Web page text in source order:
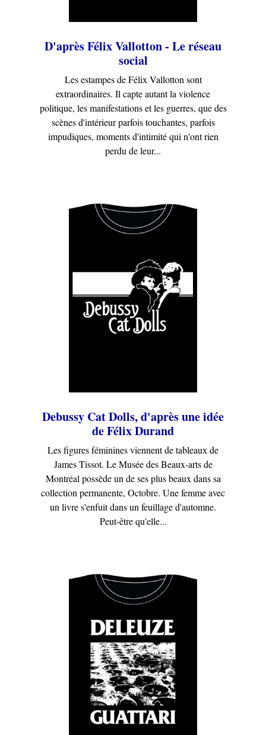
D'après Félix Vallotton - Le réseau
social
Les estampes de Félix Vallotton sont
extraordinaires. Il capte autant la violence
politique, les manifestations et les guerres, que des
scènes d'intérieur parfois touchantes, parfois
impudiques, moments d'intimité qui n'ont rien
perdu de leur...
Debussy Cat Dolls, d'après une idée
de Félix Durand
Les figures féminines viennent de tableaux de
James Tissot. Le Musée des Beaux-arts de
Montréal possède un de ses plus beaux dans sa
collection permanente, Octobre. Une femme avec
un livre s'enfuit dans un feuillage d'automne.
Peut-être qu'elle...